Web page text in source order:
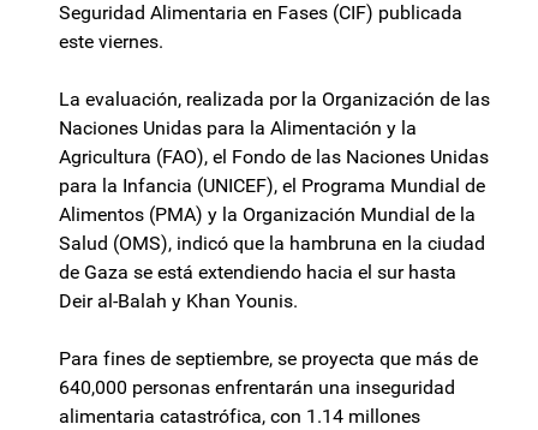
Seguridad Alimentaria en Fases (CIF) publicada
este viernes.
La evaluación, realizada por la Organización de las
Naciones Unidas para la Alimentación y la
Agricultura (FAO), el Fondo de las Naciones Unidas
para la Infancia (UNICEF), el Programa Mundial de
Alimentos (PMA) y la Organización Mundial de la
Salud (OMS), indicó que la hambruna en la ciudad
de Gaza se está extendiendo hacia el sur hasta
Deir al-Balah y Khan Younis.
Para fines de septiembre, se proyecta que más de
640,000 personas enfrentarán una inseguridad
alimentaria catastrófica, con 1.14 millones